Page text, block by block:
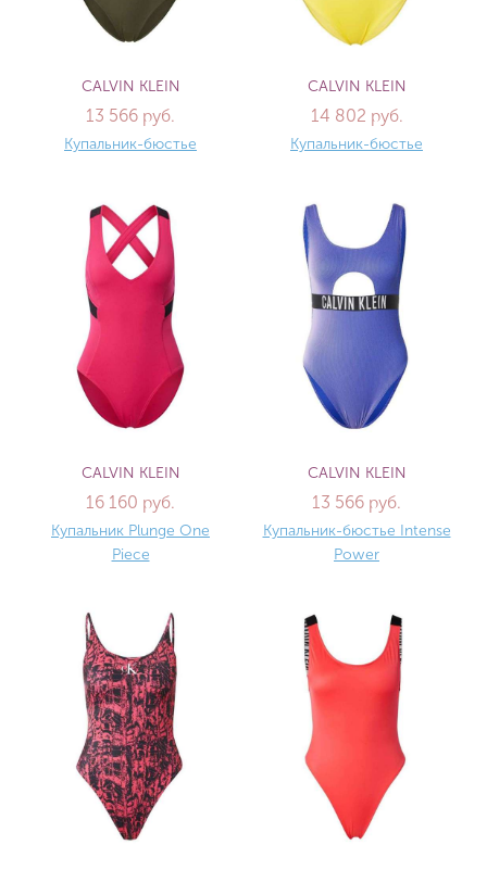
CALVIN KLEIN
13 566 руб.
Купальник-бюстье
CALVIN KLEIN
14 802 руб.
Купальник-бюстье
CALVIN KLEIN
16 160 руб.
Купальник Plunge One
Piece
CALVIN KLEIN
13 566 руб.
Купальник-бюстье Intense
Power